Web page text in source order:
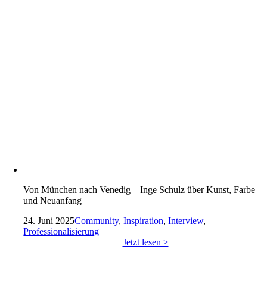
Von München nach Venedig – Inge Schulz über Kunst, Farbe
und Neuanfang
24. Juni 2025Community,Inspiration,Interview,
Professionalisierung
Jetzt lesen >